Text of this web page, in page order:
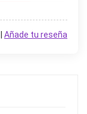
Añade tu reseña